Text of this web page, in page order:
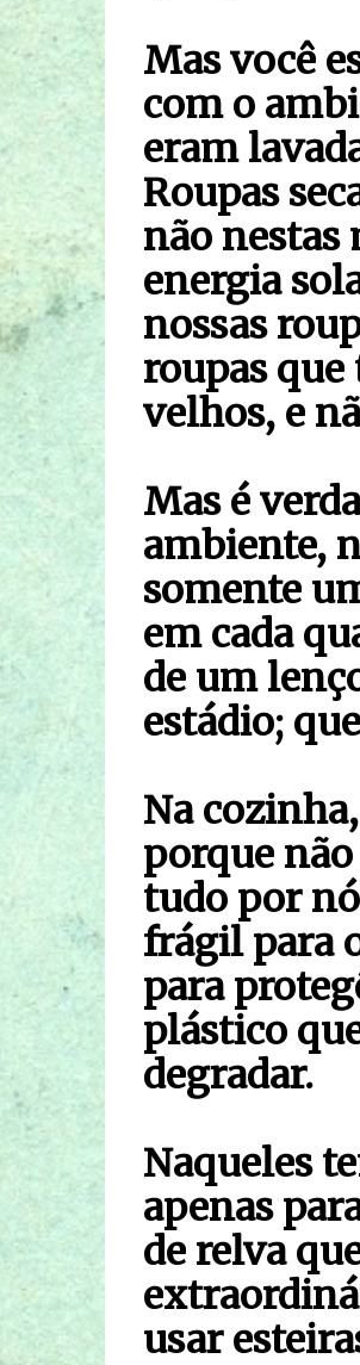
Mas você
com o
eram
Roupas
não nestas
energia
nossas
roupas
velhos, e
Mas é
ambiente,
somente
em cada
de um
estádio;
Na
porque
tudo por
frágil para
para
plástico
degradar.
Naqueles
apenas
de relva
usar